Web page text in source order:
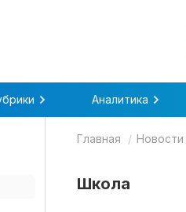
Аналитика
Главная Новости
Школа